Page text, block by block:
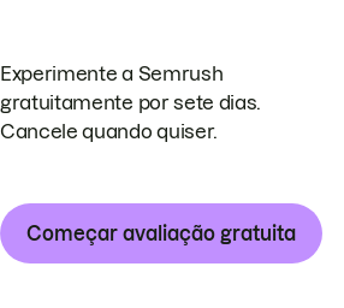
Experimente a Semrush
gratuitamente por sete dias.
Cancele quando quiser.
Começar avaliação gratuita